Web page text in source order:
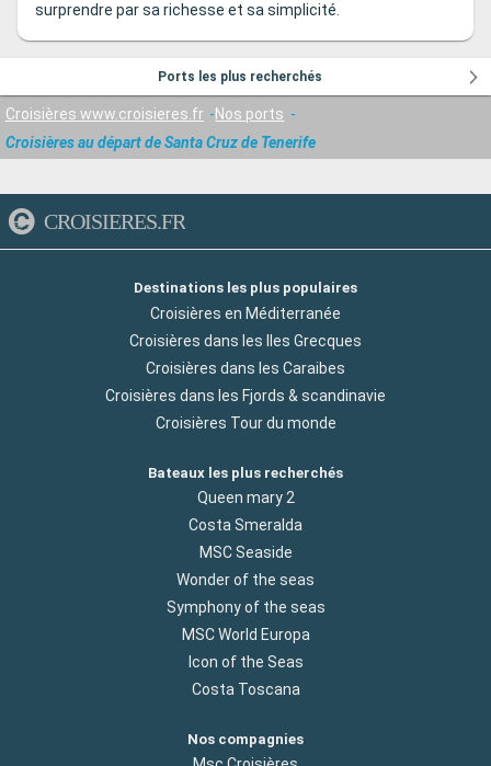
surprendre par sa richesse et sa simplicité.
Ports les plus recherchés
Croisières www.croisieres.fr
Nos ports
Croisières au départ de Santa Cruz de Tenerife
CROISIERES.FR
Destinations les plus populaires
Croisières en Méditerranée
Croisières dans les Iles Grecques
Croisières dans les Caraibes
Croisières dans les Fjords & scandinavie
Croisières Tour du monde
Bateaux les plus recherchés
Queen mary 2
Costa Smeralda
MSC Seaside
Wonder of the seas
Symphony of the seas
MSC World Europa
Icon of the Seas
Costa Toscana
Nos compagnies